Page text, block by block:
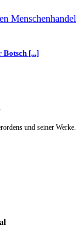
Botsch [...]
und seiner Werke.